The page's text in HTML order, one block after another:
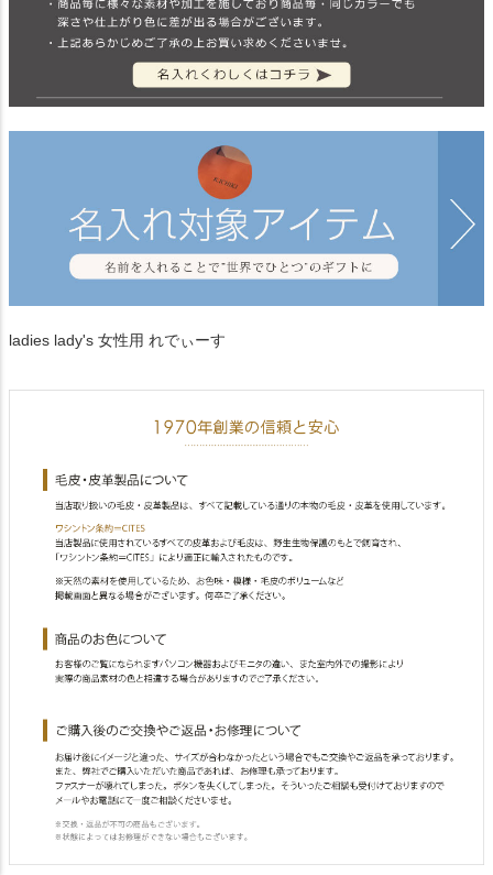
ladies lady's 女性用 れでぃーす